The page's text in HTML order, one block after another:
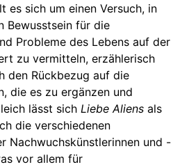
es sich um einen Versuch, in
Bewusstsein für die
Probleme des Lebens auf der
zu vermitteln, erzählerisch
den Rückbezug auf die
die es zu ergänzen und
lässt sich Liebe Aliens als
die verschiedenen
Nachwuchskünstlerinnen und -
vor allem für